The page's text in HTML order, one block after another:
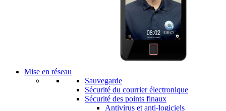
Mise en réseau
Sauvegarde
Sécurité du courrier électronique
Sécurité des points finaux
Antivirus et anti-logiciels